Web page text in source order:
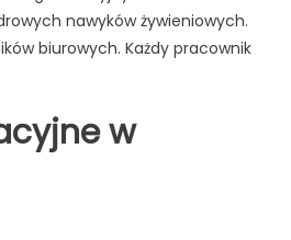
nawyków żywieniowych.
biurowych. Każdy pracownik
w